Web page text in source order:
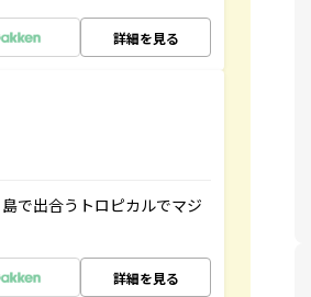
詳細を見る
で出合うトロピカルでマジ
詳細を見る